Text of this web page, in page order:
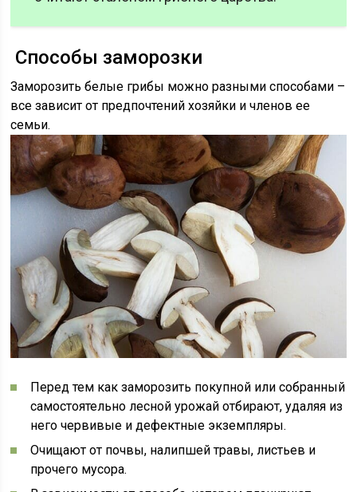
Способы заморозки
Заморозить белые грибы можно разными способами –
все зависит от предпочтений хозяйки и членов ее
семьи.
Перед тем как заморозить покупной или собранный
самостоятельно лесной урожай отбирают, удаляя из
него червивые и дефектные экземпляры.
Очищают от почвы, налипшей травы, листьев и
прочего мусора.